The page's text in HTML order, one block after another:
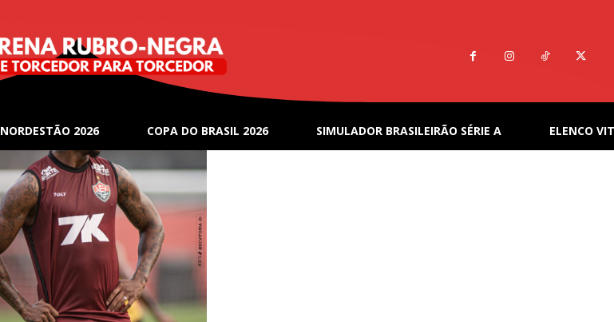
NORDESTÃO 2026 COPA DO BRASIL 2026 SIMULADOR BRASILEIRÃO SÉRIE A ELENCO